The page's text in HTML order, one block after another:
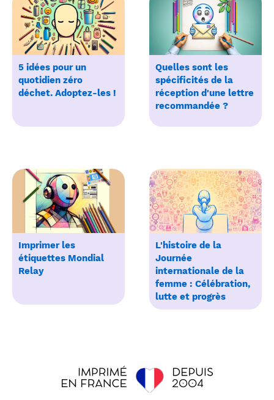
5 idées pour un
quotidien zéro
déchet. Adoptez-les !
Quelles sont les
spécificités de la
réception d'une lettre
recommandée ?
Imprimer les
étiquettes Mondial
Relay
L'histoire de la
Journée
internationale de la
femme : Célébration,
lutte et progrès